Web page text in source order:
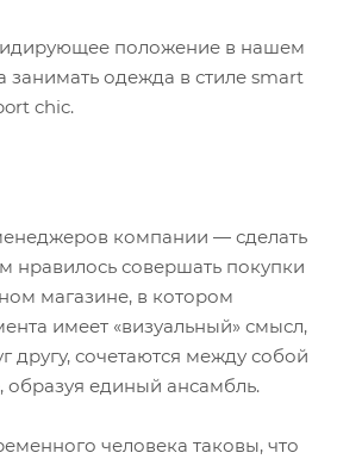
положение в нашем
занимать одежда в стиле smart
chic.
компании — сделать
нравилось совершать покупки
магазине, в котором
имеет «визуальный» смысл,
другу, сочетаются между собой
образуя единый ансамбль.
человека таковы, что